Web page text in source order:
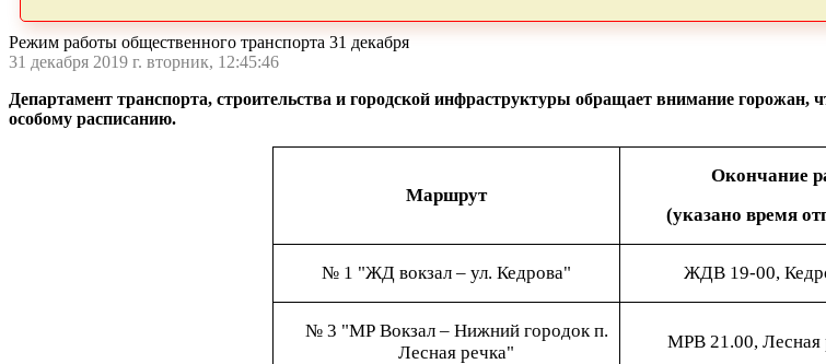
Режим работы общественного транспорта 31 декабря
31 декабря 2019 г. вторник, 12:45:46
Департамент транспорта, строительства и городской инфраструктуры обращает внимание горожан,
особому расписанию.
Маршрут
Окончание
(указано время
№ 1 "ЖД вокзал – ул. Кедрова" ЖДВ 19-00,
№ 3 "МР Вокзал – Нижний городок п.
Лесная речка"
МРВ 21.00, Лесная